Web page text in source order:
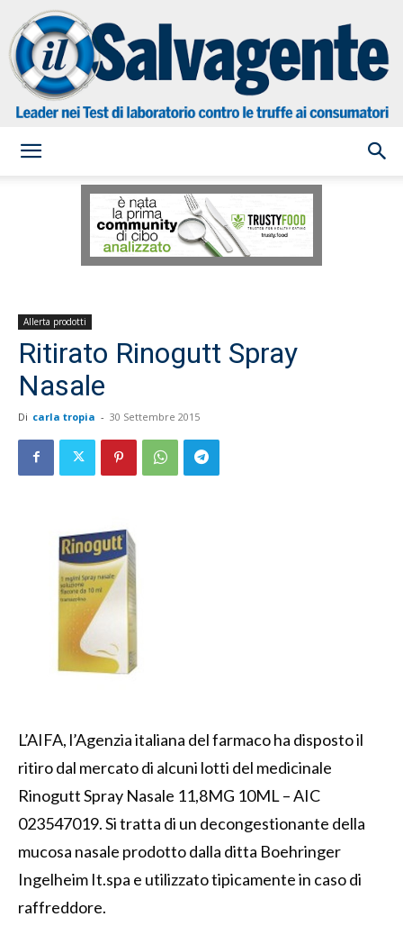
Salvagente
Allerta prodotti
Ritirato Rinogutt Spray
Nasale
Di carla tropia - 30 Settembre 2015
L’AIFA, l’Agenzia italiana del farmaco ha disposto il
ritiro dal mercato di alcuni lotti del medicinale
Rinogutt Spray Nasale 11,8MG 10ML – AIC
023547019. Si tratta di un decongestionante della
mucosa nasale prodotto dalla ditta Boehringer
Ingelheim It.spa e utilizzato tipicamente in caso di
raffreddore.